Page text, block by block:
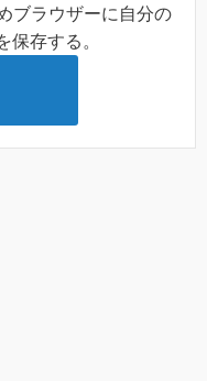
ブラウザーに自分の
保存する。